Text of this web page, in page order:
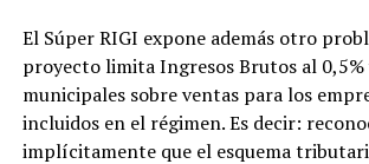
El Súper RIGI expone además otro
proyecto limita Ingresos Brutos al
municipales sobre ventas para los
incluidos en el régimen. Es decir:
implícitamente que el esquema